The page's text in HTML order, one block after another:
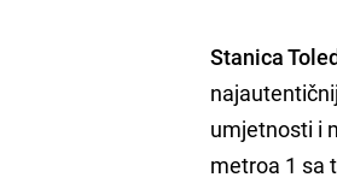
Stanica
umjetnosti i
metroa 1 sa